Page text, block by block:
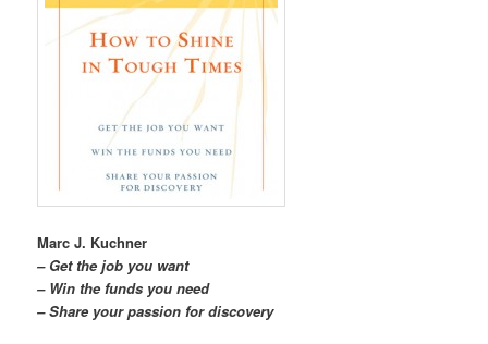
Marc J. Kuchner
– Get the job you want
– Win the funds you need
– Share your passion for discovery